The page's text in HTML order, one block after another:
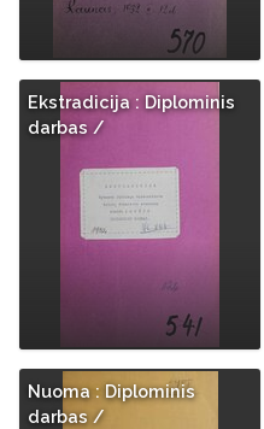
Ekstradicija : Diplominis
darbas /
Nuoma : Diplominis
darbas /